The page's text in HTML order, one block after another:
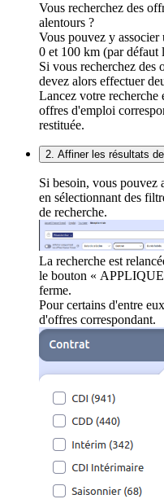
Vous recherchez des
alentours ?
Vous pouvez y
0 et 100 km (par défaut
Si vous recherchez des
devez alors effectuer
Lancez votre recherche
offres d'emploi
restituée.
2. Affiner les résultats
Si besoin, vous pouvez
en sélectionnant des
de recherche.
La recherche est
le bouton «
ferme.
Pour certains d'entre
d'offres correspondant.